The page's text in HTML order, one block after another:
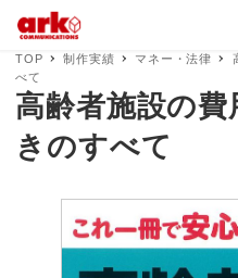
TOP 制作実績 マネー・法律
べて
高齢者施設の
きのすべて